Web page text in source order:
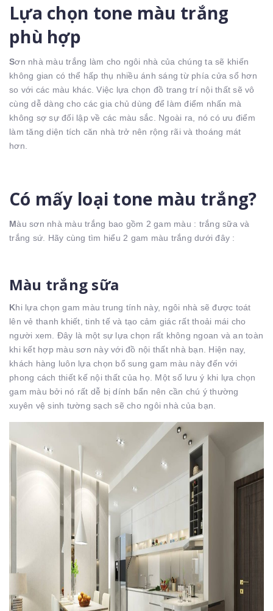
Lựa chọn tone màu trắng
phù hợp
Sơn nhà màu trắng làm cho ngôi nhà của chúng ta sẽ khiến
không gian có thể hấp thụ nhiều ánh sáng từ phía cửa sổ hơn
so với các màu khác. Việc lựa chọn đồ trang trí nội thất sẽ vô
cùng dễ dàng cho các gia chủ dùng để làm điểm nhấn mà
không sợ sự đối lập về các màu sắc. Ngoài ra, nó có ưu điểm
làm tăng diện tích căn nhà trở nên rộng rãi và thoáng mát
hơn.
Có mấy loại tone màu trắng?
Màu sơn nhà màu trắng bao gồm 2 gam màu : trắng sữa và
trắng sứ. Hãy cùng tìm hiểu 2 gam màu trắng dưới đây :
Màu trắng sữa
Khi lựa chọn gam màu trung tính này, ngôi nhà sẽ được toát
lên vẻ thanh khiết, tinh tế và tạo cảm giác rất thoải mái cho
người xem. Đây là một sự lựa chọn rất không ngoan và an toàn
khi kết hợp màu sơn này với đồ nội thất nhà bạn. Hiện nay,
khách hàng luôn lựa chọn bổ sung gam màu này đến với
phong cách thiết kế nội thất của họ. Một số lưu ý khi lựa chọn
gam màu bởi nó rất dễ bị dính bẩn nên cần chú ý thường
xuyên vệ sinh tường sạch sẽ cho ngôi nhà của bạn.